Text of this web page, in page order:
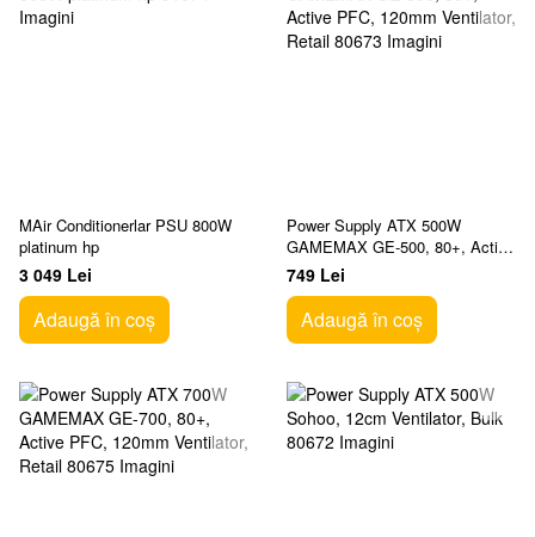
MAir Conditionerlar PSU 800W
platinum hp
3 049 Lei
Adaugă în coș
Power Supply ATX 500W
GAMEMAX GE-500, 80+, Active
PFC, 120mm Ventilator, Retail
749 Lei
Adaugă în coș